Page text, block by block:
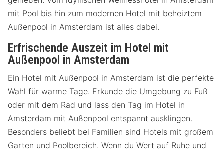
mit Pool bis hin zum modernen Hotel mit beheiztem
Außenpool in Amsterdam ist alles dabei.
Erfrischende Auszeit im Hotel mit
Außenpool in Amsterdam
Ein Hotel mit Außenpool in Amsterdam ist die perfekte
Wahl für warme Tage. Erkunde die Umgebung zu Fuß
oder mit dem Rad und lass den Tag im Hotel in
Amsterdam mit Außenpool entspannt ausklingen.
Besonders beliebt bei Familien sind Hotels mit großem
Garten und Poolbereich. Wenn du Wert auf Ruhe und